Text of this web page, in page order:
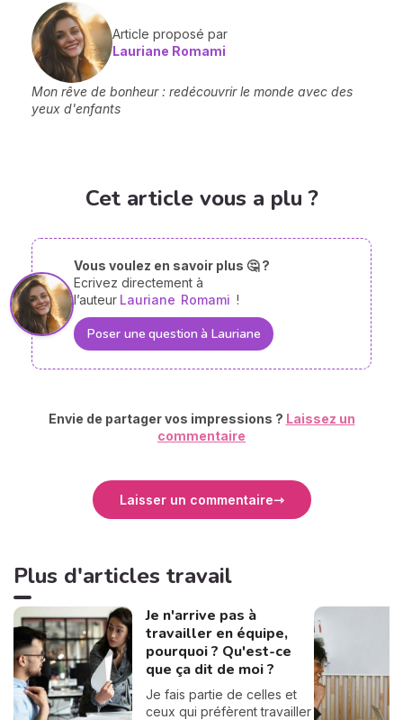
Article proposé par
Lauriane Romami
Mon rêve de bonheur : redécouvrir le monde avec des
yeux d'enfants
Cet article vous a plu ?
Vous voulez en savoir plus 🤔 ?
Ecrivez directement à
l’auteur Lauriane Romami !
Poser une question à Lauriane
Envie de partager vos impressions ? Laissez un
commentaire
Laisser un commentaire
Plus d'articles travail
Je n'arrive pas à
travailler en équipe,
pourquoi ? Qu'est-ce
que ça dit de moi ?
Je fais partie de celles et
ceux qui préfèrent travailler